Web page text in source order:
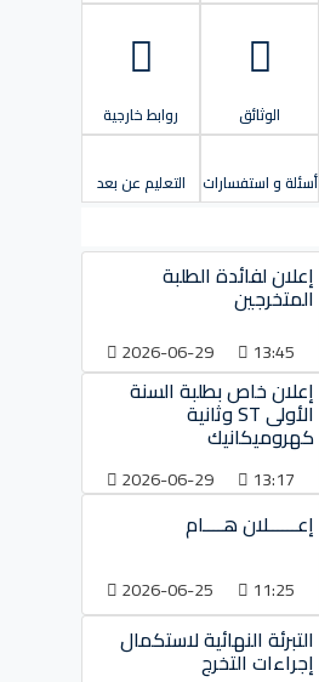
الوثائق روابط خارجية
أسئلة و استفسارات التعليم عن بعد
إعلان لفائدة الطلبة
المتخرجين
13:45
2026-06-29
إعلان خاص بطلبة السنة
الأولى ST وثانية
كهروميكانيك
13:17
2026-06-29
إعــــــلان هــــام
11:25
2026-06-25
التبرئة النهائية لاستكمال
إجراءات التخرج